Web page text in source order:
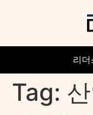
리더
Tag: